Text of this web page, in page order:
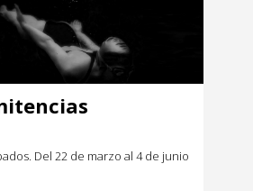
Del 22 de marzo al 4 de junio